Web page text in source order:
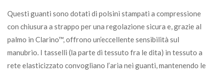
Questi guanti sono dotati di polsini stampati a compressione
con chiusura a strappo per una regolazione sicura e, grazie al
palmo in Clarino™, offrono un’eccellente sensibilità sul
manubrio. I tasselli (la parte di tessuto fra le dita) in tessuto a
rete elasticizzato convogliano l’aria nei guanti, mantenendo le